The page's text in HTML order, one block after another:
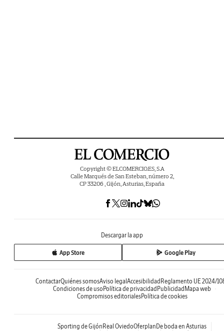
Copyright © ELCOMERCIO.ES, S.A
Calle Marqués de San Esteban, número 2,
CP 33206 , Gijón, Asturias, España
Descargar la app
App Store Google Play
ContactarQuiénes somosAviso legal Accesibilidad Reglamento UE 2024/
Condiciones de uso Política de privacidad Publicidad Mapa web
Compromisos editorialesPolítica de cookies
Sporting de Gijón Real OviedoOferplan De boda en Asturias